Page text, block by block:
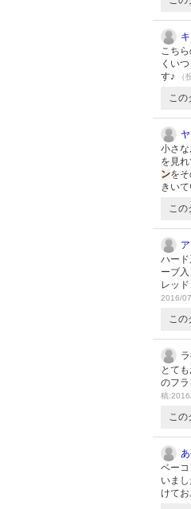
こち
くい
す♪
この
小さ
を見
ンを
きい
この
ハー
ーブ
レッ
2016/
この
とて
のフ
稿
この
ベー
いま
けて